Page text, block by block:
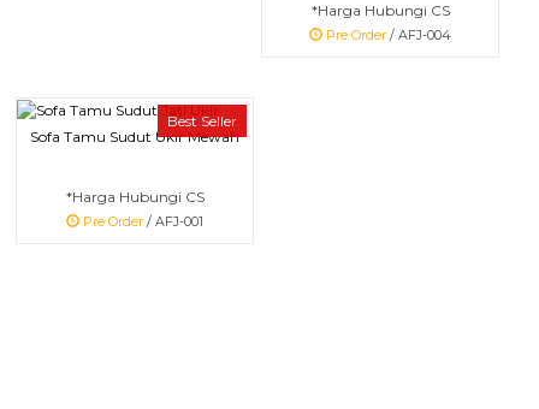
*Harga Hubungi CS
Pre Order / AFJ-004
Best Seller
Sofa Tamu Sudut Ukir Mewah
*Harga Hubungi CS
Pre Order / AFJ-001